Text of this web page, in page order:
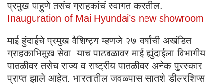
प्रमुख पाहुणे तसंच ग्राहकांचं स्वागत करतील.
Inauguration of Mai Hyundai’s new showroom
माई हुंदाईचे प्रमुख वैशिष्ट्य म्हणजे २७ वर्षांची अखंडित
ग्राहकाभिमुख सेवा. याच पाठबळावर माई ह्युंदाईला विभागीय
पातळीवर तसेच राज्य व राष्ट्रीय पातळीवर अनेक पुरस्कार
प्राप्त झाले आहेत. भारतातील जवळपास सातशे डीलरशिप्स